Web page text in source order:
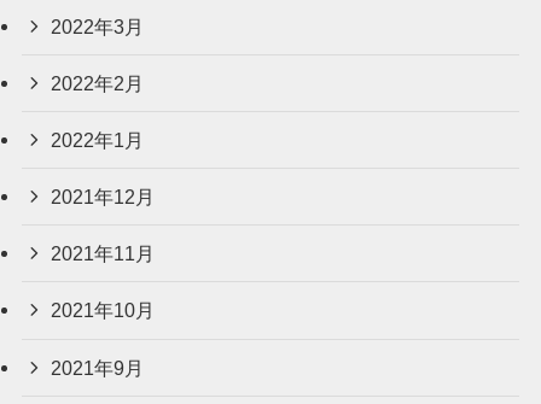
2022年3月
2022年2月
2022年1月
2021年12月
2021年11月
2021年10月
2021年9月